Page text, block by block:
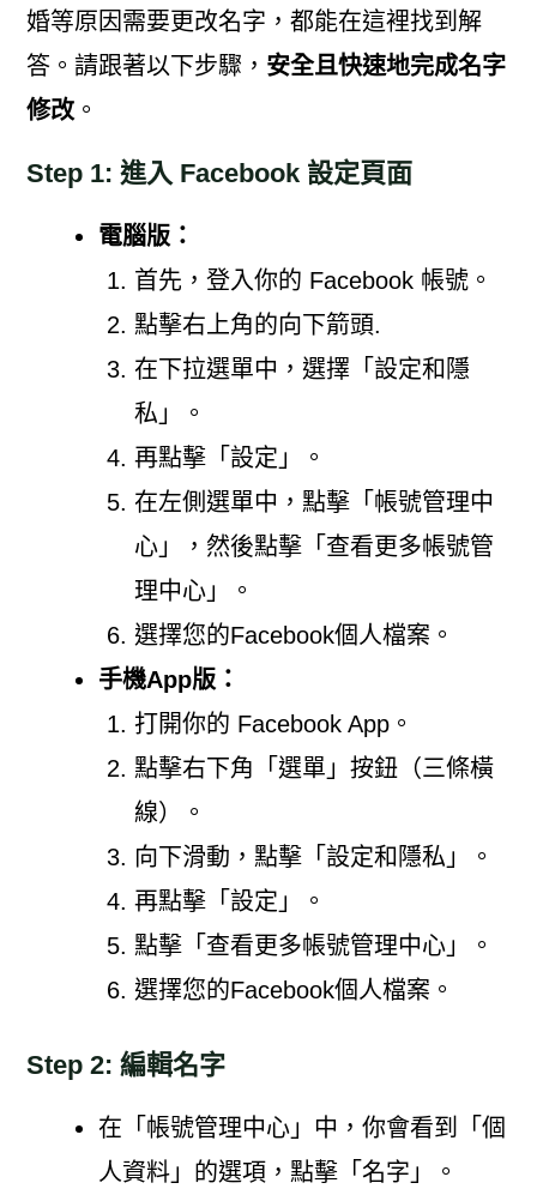
婚等原因需要更改名字，都能在這裡找到解
答。請跟著以下步驟， 安全且快速地完成名字
修改。
Step 1: 進入 Facebook 設定頁面
電腦版：
首先，登入你的 Facebook 帳號。
點擊右上角的向下箭頭.
在下拉選單中，選擇「設定和隱
私」。
再點擊「設定」。
在左側選單中，點擊「帳號管理中
心」，然後點擊「查看更多帳號管
理中心」。
選擇您的Facebook個人檔案。
手機App版：
打開你的 Facebook App。
點擊右下角「選單」按鈕（三條橫
線）。
向下滑動，點擊「設定和隱私」。
再點擊「設定」。
點擊「查看更多帳號管理中心」。
選擇您的Facebook個人檔案。
Step 2: 編輯名字
在「帳號管理中心」中，你會看到「個
人資料」的選項，點擊「名字」。